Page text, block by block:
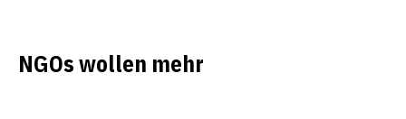
NGOs wollen mehr